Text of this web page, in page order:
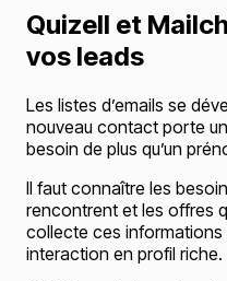
Quizell et
vos leads
Les listes d’emails se
nouveau contact porte
besoin de plus qu’un
Il faut connaître les
rencontrent et les offres
collecte ces informations
interaction en profil riche.